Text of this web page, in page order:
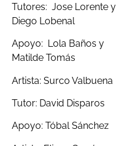
Tutores: Jose Lorente y
Diego Lobenal
Apoyo: Lola Baños y
Matilde Tomás
Artista: Surco Valbuena
Tutor: David Disparos
Apoyo: Tóbal Sánchez